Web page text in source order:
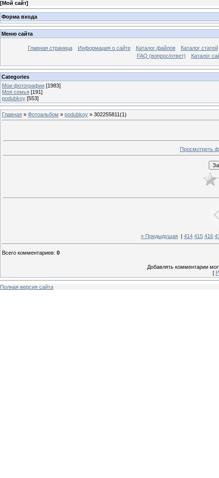
[Мой сайт]
Форма входа
Меню сайта
Главная страница Информация о сайте Каталог файлов
Каталог статей
FAQ (вопрос/ответ)
Каталог
Categories
Мои фотографии [1983]
Моя семья [191]
podubkoy [553]
Главная » Фотоальбом » podubkoy » 302255811(1)
Просмотреть
« Предыдущая 414 415 416
Всего комментариев: 0
Добавлять комментарии
[
Полная версия сайта